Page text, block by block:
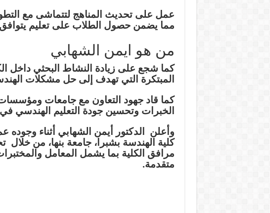
عمل على تحديث المناهج لتتماشى مع
مما يضمن حصول الطلاب على تعليم يتوافق
من هو ايمن الشهابي
كما شجع على زيادة النشاط البحثي داخل
المبتكرة التي تهدف إلى حل مشكلات
كما قاد جهود التعاون مع جامعات
الخبرات وتحسين جودة التعليم الهندسي في
وأعلن الدكتور أيمن الشهابي أثناء وجوده
كلية الهندسة بشبرا، جامعة بنها، من خلال
مرافق الكلية بما يشمل المعامل والمختبرات
متقدمة.